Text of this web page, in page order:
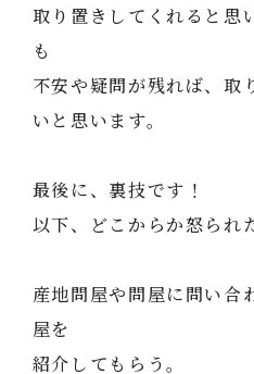
取り置きしてくれると思
も
不安や疑問が残れば、取
いと思います。
最後に、裏技です！
以下、どこからか怒られ
産地問屋や問屋に問い合
屋を
紹介してもらう。